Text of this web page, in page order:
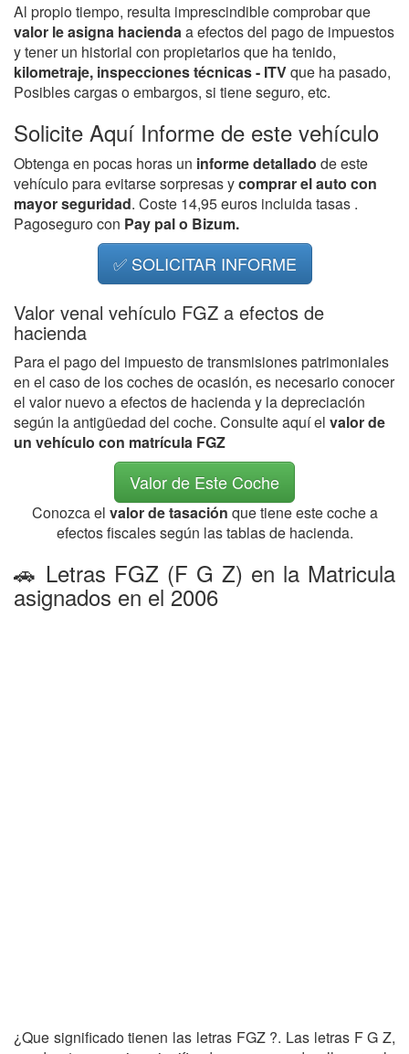
Al propio tiempo, resulta imprescindible comprobar que
valor le asigna haciendaa efectos del pago de impuestos
y tener un historial con propietarios que ha tenido,
kilometraje, inspecciones técnicas - ITVque ha pasado,
Posibles cargas o embargos, si tiene seguro, etc.
Solicite Aquí Informe de este vehículo
Obtenga en pocas horas un informe detallado de este
vehículo para evitarse sorpresas ycomprar el auto con
mayor seguridad. Coste 14,95 euros incluida tasas .
Pagoseguro con Pay pal o Bizum.
✅ SOLICITAR INFORME
Valor venal vehículo FGZ a efectos de
hacienda
Para el pago del impuesto de transmisiones patrimoniales
en el caso de los coches de ocasión, es necesario conocer
el valor nuevo a efectos de hacienda y la depreciación
según la antigüedad del coche. Consulte aquí el valor de
un vehículo con matrícula FGZ
Valor de Este Coche
Conozca el valor de tasación que tiene este coche a
efectos fiscales según las tablas de hacienda.
🚗 Letras FGZ (F G Z) en la Matricula
asignados en el 2006
¿Que significado tienen las letras FGZ ?. Las letras F G Z,